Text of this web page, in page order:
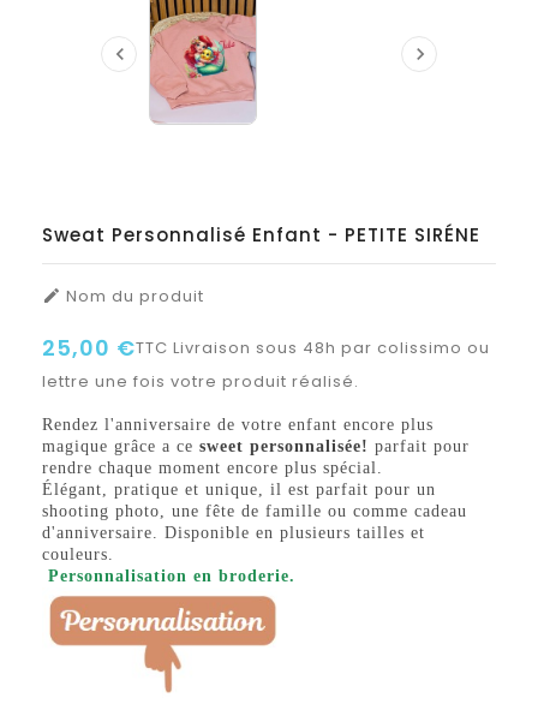
 
Sweat Personnalisé Enfant - PETITE SIRÉNE
 Nom du produit
25,00 €TTC Livraison sous 48h par colissimo ou
lettre une fois votre produit réalisé.
Rendez l'anniversaire de votre enfant encore plus
magique grâce a ce sweet personnalisée! parfait pour
rendre chaque moment encore plus spécial.
Élégant, pratique et unique, il est parfait pour un
shooting photo, une fête de famille ou comme cadeau
d'anniversaire. Disponible en plusieurs tailles et
couleurs.
Personnalisation en broderie.